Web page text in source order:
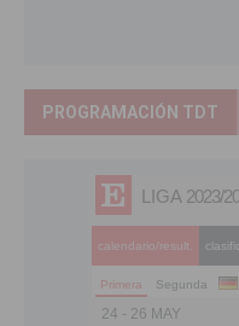
PROGRAMACIÓN TDT